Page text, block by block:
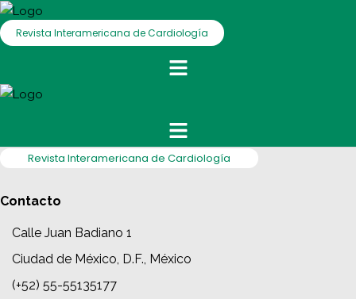
Revista Interamericana de Cardiología
Revista Interamericana de Cardiología
Contacto
Calle Juan Badiano 1
Ciudad de México, D.F., México
(+52) 55-55135177